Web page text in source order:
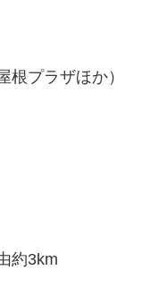
プラザほか）
約3km